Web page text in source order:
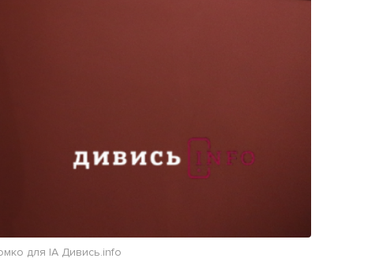
для ІА Дивись.info